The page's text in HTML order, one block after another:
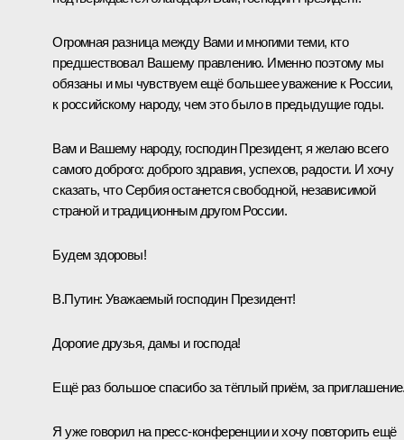
Огромная разница между Вами и многими теми, кто
предшествовал Вашему правлению. Именно поэтому мы
обязаны и мы чувствуем ещё большее уважение к России,
к российскому народу, чем это было в предыдущие годы.
Вам и Вашему народу, господин Президент, я желаю всего
самого доброго: доброго здравия, успехов, радости. И хочу
сказать, что Сербия останется свободной, независимой
страной и традиционным другом России.
Будем здоровы!
В.Путин: Уважаемый господин Президент!
Дорогие друзья, дамы и господа!
Ещё раз большое спасибо за тёплый приём, за
Я уже говорил на пресс-конференции и хочу повторить ещё